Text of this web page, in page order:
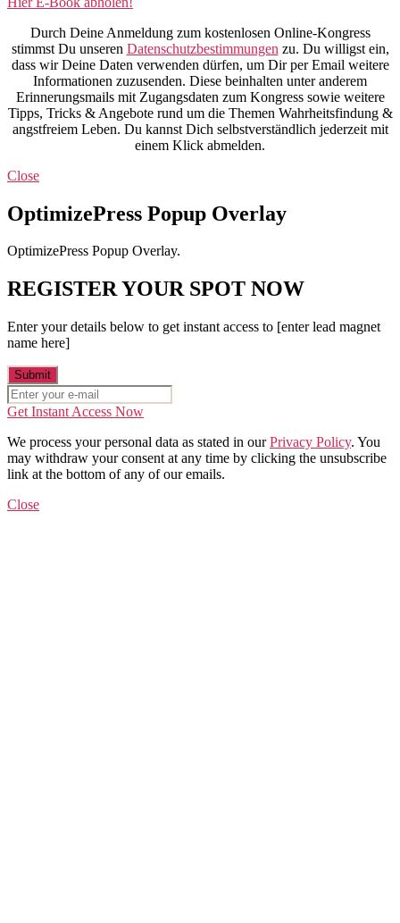
Durch Deine Anmeldung zum kostenlosen Online-Kongress
stimmst Du unseren Datenschutzbestimmungen zu. Du willigst ein,
dass wir Deine Daten verwenden dürfen, um Dir per Email weitere
Informationen zuzusenden. Diese beinhalten unter anderem
Erinnerungsmails mit Zugangsdaten zum Kongress sowie weitere
Tipps, Tricks & Angebote rund um die Themen Wahrheitsfindung &
angstfreiem Leben. Du kannst Dich selbstverständlich jederzeit mit
einem Klick abmelden.
Close
OptimizePress Popup Overlay
OptimizePress Popup Overlay.
REGISTER YOUR SPOT NOW
Enter your details below to get instant access to [enter lead magnet
name here]
Get Instant Access Now
We process your personal data as stated in ourPrivacy Policy. You
may withdraw your consent at any time by clicking the unsubscribe
link at the bottom of any of our emails.
Close